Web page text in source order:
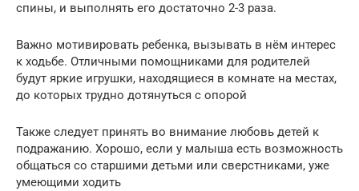
спины, и выполнять его достаточно 2-3 раза.
Важно мотивировать ребенка, вызывать в нём интерес
к ходьбе. Отличными помощниками для родителей
будут яркие игрушки, находящиеся в комнате на местах,
до которых трудно дотянуться с опорой
Также следует принять во внимание любовь детей к
подражанию. Хорошо, если у малыша есть возможность
общаться со старшими детьми или сверстниками, уже
умеющими ходить